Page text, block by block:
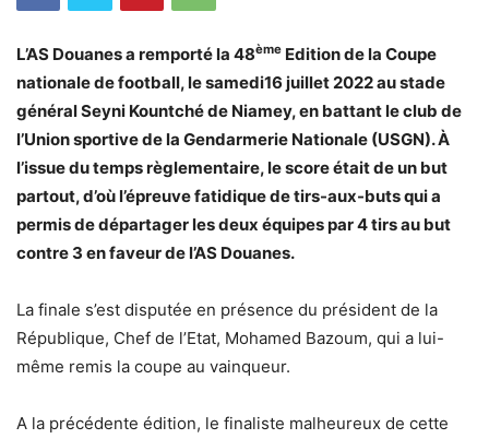
L’AS Douanes a remporté la 48ème Edition de la Coupe
nationale de football, le samedi16 juillet 2022 au stade
général Seyni Kountché de Niamey, en battant le club de
l’Union sportive de la Gendarmerie Nationale (USGN). À
l’issue du temps règlementaire, le score était de un but
partout, d’où l’épreuve fatidique de tirs-aux-buts qui a
permis de départager les deux équipes par 4 tirs au but
contre 3 en faveur de l’AS Douanes.
La finale s’est disputée en présence du président de la
République, Chef de l’Etat, Mohamed Bazoum, qui a lui-
même remis la coupe au vainqueur.
A la précédente édition, le finaliste malheureux de cette